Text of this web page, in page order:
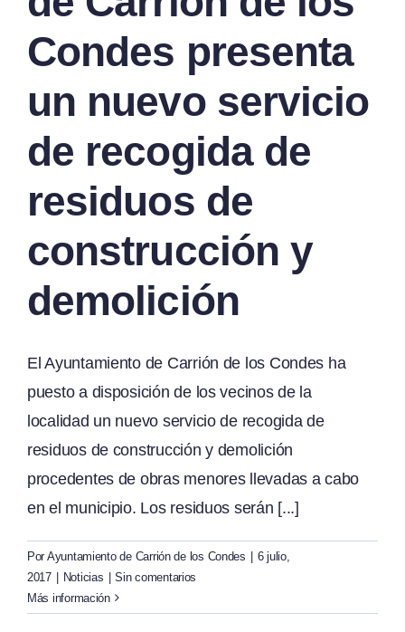
Condes presenta
un nuevo servicio
de recogida de
residuos de
construcción y
demolición
El Ayuntamiento de Carrión de los Condes ha
puesto a disposición de los vecinos de la
localidad un nuevo servicio de recogida de
residuos de construcción y demolición
procedentes de obras menores llevadas a cabo
en el municipio. Los residuos serán [...]
Por Ayuntamiento de Carrión de los Condes
6 julio,
2017
Noticias
Sin comentarios
Más información